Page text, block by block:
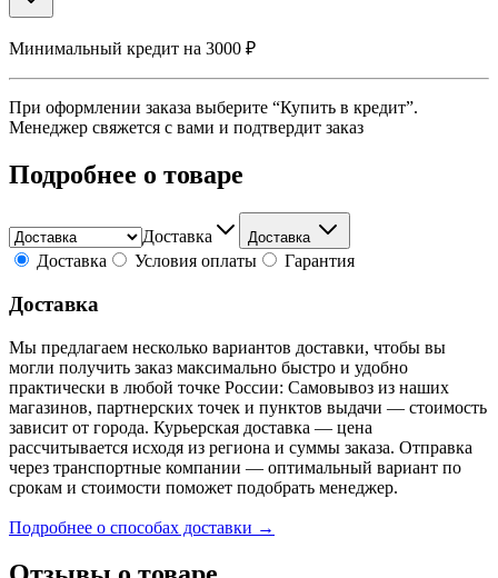
Минимальный кредит на 3000 ₽
При оформлении заказа выберите “Купить в кредит”.
Менеджер свяжется с вами и подтвердит заказ
Подробнее о товаре
Доставка Доставка
Доставка Условия оплаты Гарантия
Доставка
Мы предлагаем несколько вариантов доставки, чтобы вы
могли получить заказ максимально быстро и удобно
практически в любой точке России: Самовывоз из наших
магазинов, партнерских точек и пунктов выдачи — стоимость
зависит от города. Курьерская доставка — цена
рассчитывается исходя из региона и суммы заказа. Отправка
через транспортные компании — оптимальный вариант по
срокам и стоимости поможет подобрать менеджер.
Подробнее о способах доставки →